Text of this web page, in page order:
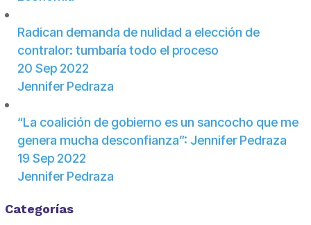
Radican demanda de nulidad a elección de
contralor: tumbaría todo el proceso
20 Sep 2022
Jennifer Pedraza
“La coalición de gobierno es un sancocho que me
genera mucha desconfianza”: Jennifer Pedraza
19 Sep 2022
Jennifer Pedraza
Categorías